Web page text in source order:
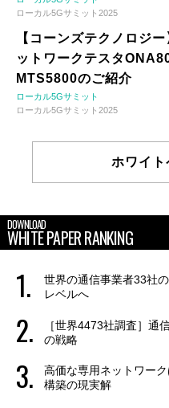
ローカル5Gサミット2025
【コーンズテクノロ
ットワークテスタ
MTS5800のご紹介
ローカル5Gサミット
ローカル5Gサミット2025
ホワイト
DOWNLOAD
WHITE PAPER RANKING
世界の通信事業者33社
レベルへ
［世界4473社調査］通
の戦略
高価な専用ネットワー
構築の現実解